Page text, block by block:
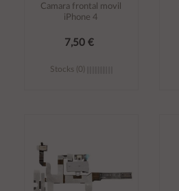
Camara frontal movil
iPhone 4
7,50 €
Stocks (0)